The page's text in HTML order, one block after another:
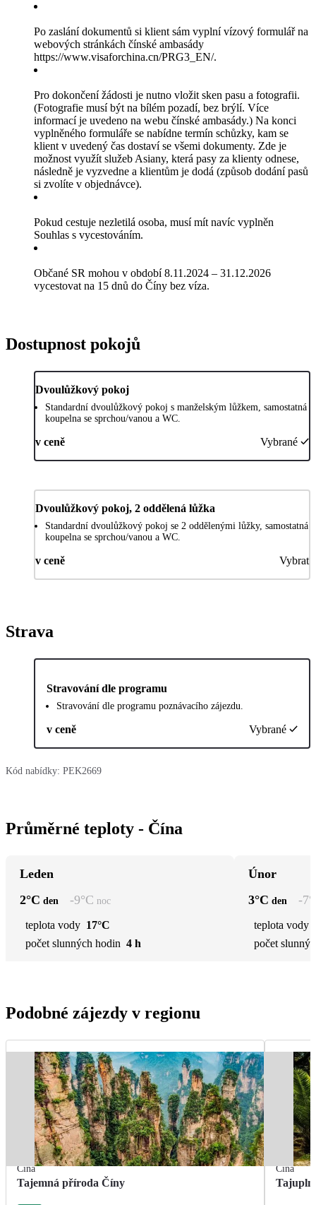
Po zaslání dokumentů si klient sám vyplní vízový formulář na
webových stránkách čínské ambasády
https://www.visaforchina.cn/PRG3_EN/.
Pro dokončení žádosti je nutno vložit sken pasu a fotografii.
(Fotografie musí být na bílém pozadí, bez brýlí. Více
informací je uvedeno na webu čínské ambasády.) Na konci
vyplněného formuláře se nabídne termín schůzky, kam se
klient v uvedený čas dostaví se všemi dokumenty. Zde je
možnost využít služeb Asiany, která pasy za klienty odnese,
následně je vyzvedne a klientům je dodá (způsob dodání pasů
si zvolíte v objednávce).
Pokud cestuje nezletilá osoba, musí mít navíc vyplněn
Souhlas s vycestováním.
Občané SR mohou v období 8.11.2024 – 31.12.2026
vycestovat na 15 dnů do Číny bez víza.
Dostupnost pokojů
Dvoulůžkový pokoj
Standardní dvoulůžkový pokoj s manželským lůžkem, samostatná
koupelna se sprchou/vanou a WC.
v ceně Vybrané
Dvoulůžkový pokoj, 2 oddělená lůžka
Standardní dvoulůžkový pokoj se 2 oddělenými lůžky, samostatná
koupelna se sprchou/vanou a WC.
v ceně Vybrat
Strava
Stravování dle programu
Stravování dle programu poznávacího zájezdu.
v ceně Vybrané
Kód nabídky: PEK2669
Průměrné teploty - Čína
Leden
2°C den -9°C noc
teplota vody 17°C
počet slunných hodin 4 h
Únor
3°C den -7
teplota vody
počet
Podobné zájezdy v regionu
Čína
Tajemná příroda Číny
Čína